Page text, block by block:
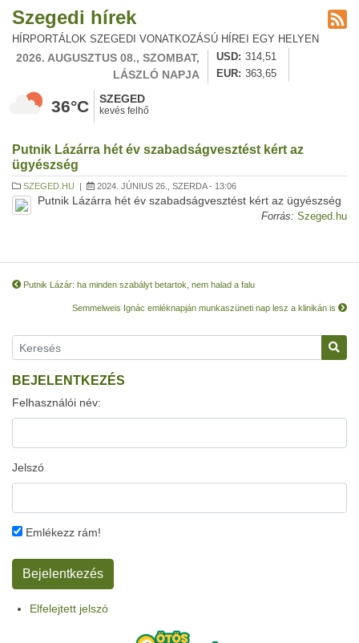
Szegedi hírek
HÍRPORTÁLOK SZEGEDI VONATKOZÁSÚ HÍREI EGY HELYEN
2026. AUGUSZTUS 08., SZOMBAT,
LÁSZLÓ NAPJA
USD
314,51
EUR
363,65
36°C SZEGED
kevés felhő
Putnik Lázárra hét év szabadságvesztést kért az
ügyészség
SZEGED.HU | 2024. JÚNIUS 26., SZERDA - 13:06
Putnik Lázárra hét év szabadságvesztést kért az ügyészség
Forrás: Szeged.hu
Putnik Lázár: ha minden szabályt betartok, nem halad a falu
Semmelweis Ignác emléknapján munkaszüneti nap lesz a klinikán is
BEJELENTKEZÉS
Felhasználói név:
Jelszó
Emlékezz rám!
Elfelejtett jelszó